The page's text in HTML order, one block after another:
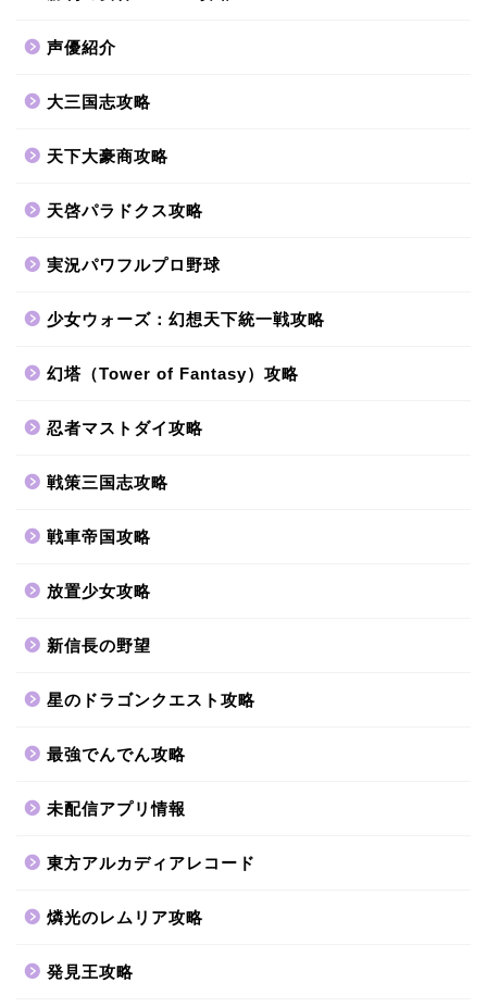
声優紹介
大三国志攻略
天下大豪商攻略
天啓パラドクス攻略
実況パワフルプロ野球
少女ウォーズ：幻想天下統一戦攻略
幻塔（Tower of Fantasy）攻略
忍者マストダイ攻略
戦策三国志攻略
戦車帝国攻略
放置少女攻略
新信長の野望
星のドラゴンクエスト攻略
最強でんでん攻略
未配信アプリ情報
東方アルカディアレコード
燐光のレムリア攻略
発見王攻略